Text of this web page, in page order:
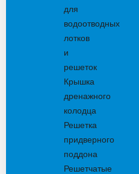
для
водоотводных
лотков
и
решеток
Крышка
дренажного
колодца
Решетка
придверного
поддона
Решетчатые